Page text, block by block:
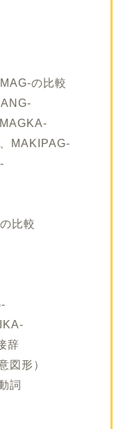
の比較
MAKIPAG-
比較
辞
図形）
詞